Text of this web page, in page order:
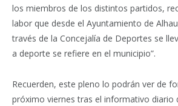
los miembros de los distintos partidos,
labor que desde el Ayuntamiento de
través de la Concejalía de Deportes se
a deporte se refiere en el municipio”.
Recuerden, este pleno lo podrán ver de
próximo viernes tras el informativo diario